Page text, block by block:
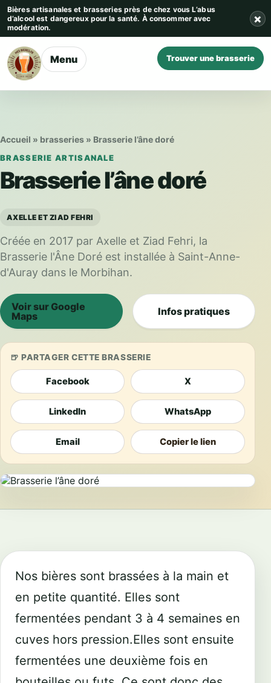
Aller au contenu
Bières artisanales et brasseries près de chez vous L’abus
d’alcool est dangereux pour la santé. À consommer avec
modération.
×
Menu Trouver une brasserie
Accueil » brasseries » Brasserie l’âne doré
BRASSERIE ARTISANALE
Brasserie l’âne doré
AXELLE ET ZIAD FEHRI
Créée en 2017 par Axelle et Ziad Fehri, la
Brasserie l'Âne Doré est installée à Saint-Anne-
d'Auray dans le Morbihan.
Voir sur Google
Maps
Infos pratiques
PARTAGER CETTE BRASSERIE
Facebook X
LinkedIn WhatsApp
Email Copier le lien
Nos bières sont brassées à la main et
en petite quantité. Elles sont
fermentées pendant 3 à 4 semaines en
cuves hors pression.Elles sont ensuite
fermentées une deuxième fois en